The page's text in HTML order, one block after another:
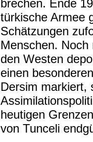
brechen. Ende
türkische Armee
Schätzungen
Menschen.
den Westen
einen
Dersim markiert,
heutigen
von Tunceli